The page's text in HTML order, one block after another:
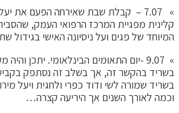
» 7.07 – קבלת שבת שאירחה הפעם את
קלינית מפגיית המרכז הרפואי העמק,
המיוחד של פגים ועל ניסיונה האישי בגידול
» 9.07 -יום התאומים הבינלאומי. יתכן
בשריד בהקשר זה, אך בשלב זה נסתפק
בשריד שמורה לשי ודוד כפרי ולחגית ויעל
וכמה לאורך השנים אך היריעה קצרה…